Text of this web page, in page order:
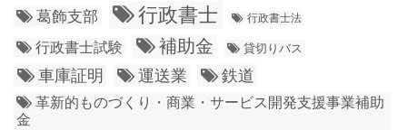
葛飾支部 行政書士 行政書士法
行政書士試験 補助金 貸切りバス
車庫証明 運送業 鉄道
革新的ものづくり・商業・サービス開発支援事業補助
金